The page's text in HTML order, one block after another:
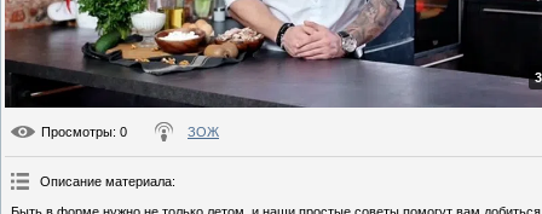
Просмотры: 0 ЗОЖ
Описание материала: